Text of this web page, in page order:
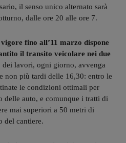
il senso unico alternato sarà
dalle ore 20 alle ore 7.
fino all’11 marzo dispone
il transito veicolare nei due
dei lavori, ogni giorno, avvenga
non più tardi delle 16,30: entro le
le condizioni ottimali per
delle auto, e comunque i tratti di
mai superiori a 50 metri di
del cantiere.